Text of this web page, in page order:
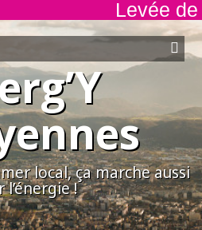
Levée
local, ça marche aussi
l’énergie !